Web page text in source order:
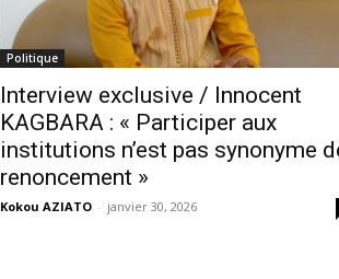
Politique
Interview exclusive / Innocent
KAGBARA : « Participer aux
institutions n’est pas synonyme
renoncement »
Kokou AZIATO - janvier 30, 2026